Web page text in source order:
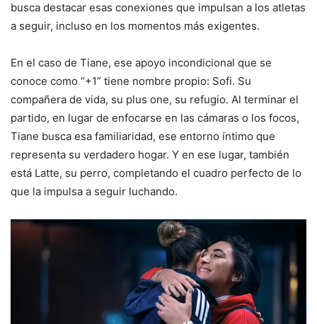
busca destacar esas conexiones que impulsan a los atletas
a seguir, incluso en los momentos más exigentes.
En el caso de Tiane, ese apoyo incondicional que se
conoce como “+1” tiene nombre propio: Sofi. Su
compañera de vida, su plus one, su refugio. Al terminar el
partido, en lugar de enfocarse en las cámaras o los focos,
Tiane busca esa familiaridad, ese entorno íntimo que
representa su verdadero hogar. Y en ese lugar, también
está Latte, su perro, completando el cuadro perfecto de lo
que la impulsa a seguir luchando.